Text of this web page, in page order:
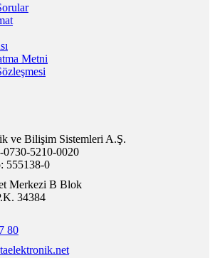
Metni
ve Bilişim Sistemleri A.Ş.
5210-0020
555138-0
Merkezi B Blok
34384
80